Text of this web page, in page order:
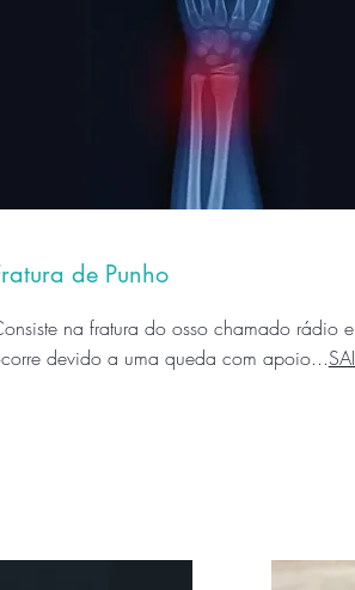
de Punho
na fratura do osso chamado rádio
devido a uma queda com apoio...